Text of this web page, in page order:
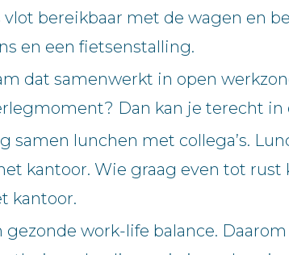
vlot bereikbaar met de wagen en
en een fietsenstalling.
dat samenwerkt in open
Dan kan je terecht
samen lunchen met collega’s.
kantoor. Wie graag even tot
kantoor.
gezonde work-life balance.